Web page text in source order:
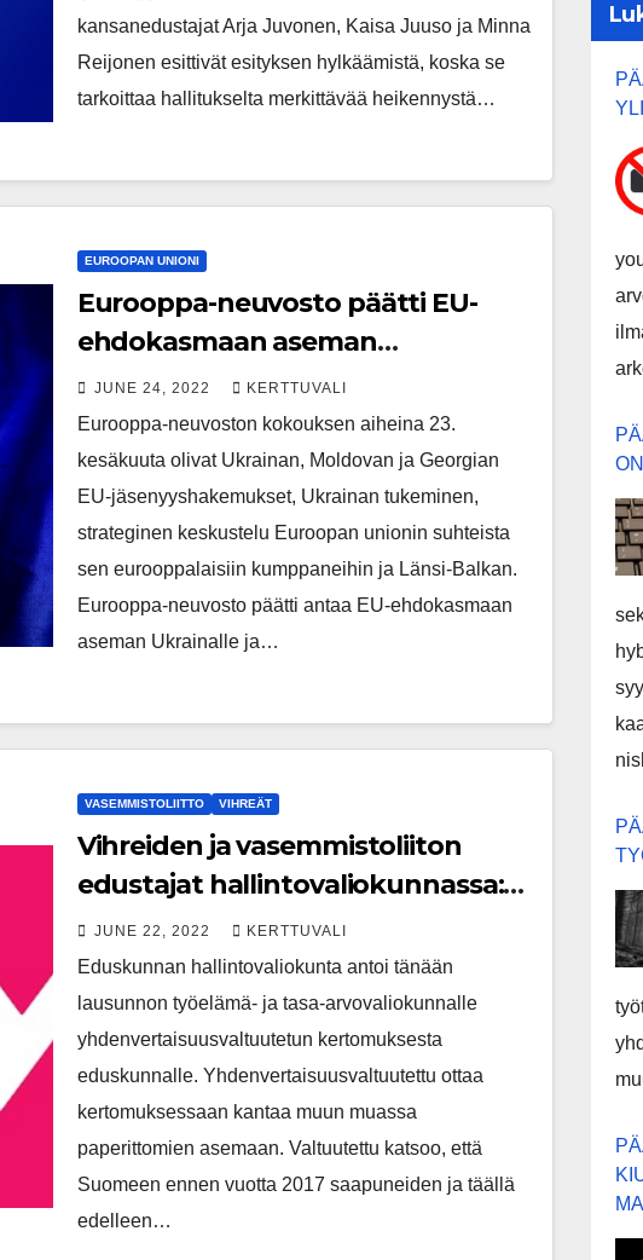
kansanedustajat Arja Juvonen, Kaisa Juuso ja Minna
Reijonen esittivät esityksen hylkäämistä, koska se
tarkoittaa hallitukselta merkittävää heikennystä…
EUROOPAN UNIONI
Eurooppa-neuvosto päätti EU-
ehdokasmaan aseman
antamisesta Ukrainalle ja
Moldovalle
JUNE 24, 2022 KERTTUVALI
Eurooppa-neuvoston kokouksen aiheina 23.
kesäkuuta olivat Ukrainan, Moldovan ja Georgian
EU-jäsenyyshakemukset, Ukrainan tukeminen,
strateginen keskustelu Euroopan unionin suhteista
sen eurooppalaisiin kumppaneihin ja Länsi-Balkan.
Eurooppa-neuvosto päätti antaa EU-ehdokasmaan
aseman Ukrainalle ja…
VASEMMISTOLIITTO VIHREÄT
Vihreiden ja vasemmistoliiton
edustajat hallintovaliokunnassa:
Paperittomien kertalaillistaminen
kannatettavaa
JUNE 22, 2022 KERTTUVALI
Eduskunnan hallintovaliokunta antoi tänään
lausunnon työelämä- ja tasa-arvovaliokunnalle
yhdenvertaisuusvaltuutetun kertomuksesta
eduskunnalle. Yhdenvertaisuusvaltuutettu ottaa
kertomuksessaan kantaa muun muassa
paperittomien asemaan. Valtuutettu katsoo, että
Suomeen ennen vuotta 2017 saapuneiden ja täällä
edelleen…